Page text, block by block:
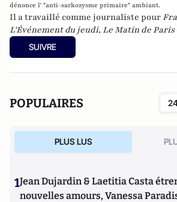
dénonce l' "anti-sarkozysme primaire" ambiant.
Il a travaillé comme journaliste pour
L'Événement du jeudi, Le Matin de Paris
SUIVRE
POPULAIRES
PLUS LUS
1Jean Dujardin & Laetitia Casta
nouvelles amours, Vanessa